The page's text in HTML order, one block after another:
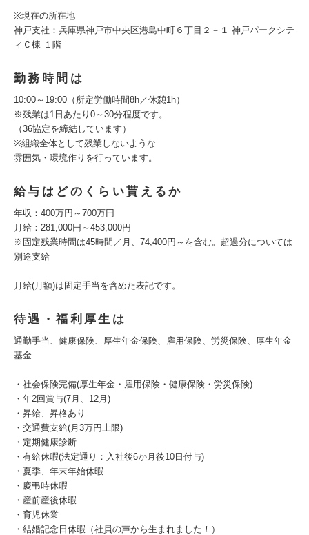
※現在の所在地
神戸支社：兵庫県神戸市中央区港島中町６丁目２－１ 神戸パークシテ
ィＣ棟 １階
勤務時間は
10:00～19:00（所定労働時間8h／休憩1h）
※残業は1日あたり0～30分程度です。
（36協定を締結しています）
※組織全体として残業しないような
雰囲気・環境作りを行っています。
給与はどのくらい貰えるか
年収：400万円～700万円
月給：281,000円～453,000円
※固定残業時間は45時間／月、74,400円～を含む。超過分については
別途支給
月給(月額)は固定手当を含めた表記です。
待遇・福利厚生は
通勤手当、健康保険、厚生年金保険、雇用保険、労災保険、厚生年金
基金
・社会保険完備(厚生年金・雇用保険・健康保険・労災保険)
・年2回賞与(7月、12月)
・昇給、昇格あり
・交通費支給(月3万円上限)
・定期健康診断
・有給休暇(法定通り：入社後6か月後10日付与)
・夏季、年末年始休暇
・慶弔時休暇
・産前産後休暇
・育児休業
・結婚記念日休暇（社員の声から生まれました！）